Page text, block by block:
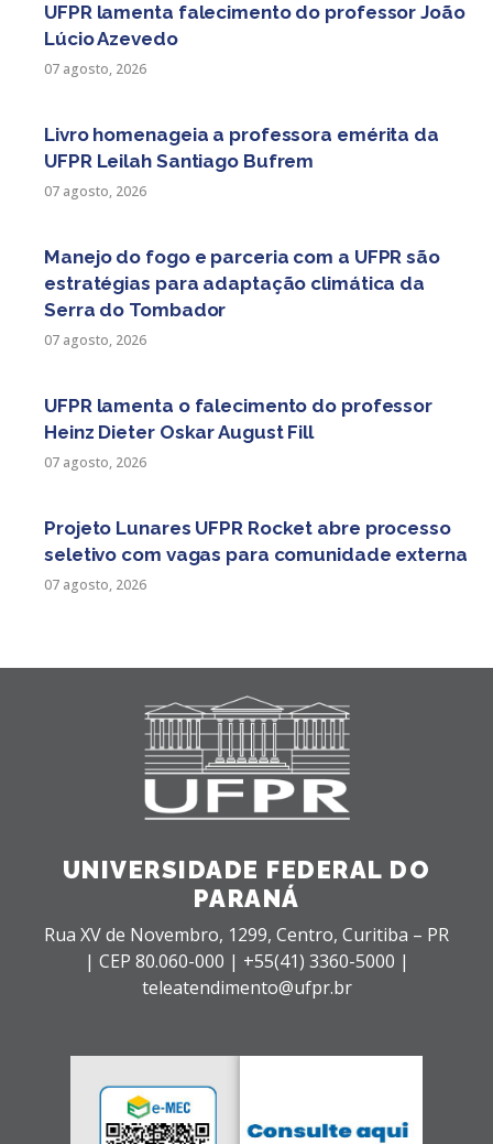
UFPR lamenta falecimento do professor João
Lúcio Azevedo
07 agosto, 2026
Livro homenageia a professora emérita da
UFPR Leilah Santiago Bufrem
07 agosto, 2026
Manejo do fogo e parceria com a UFPR são
estratégias para adaptação climática da
Serra do Tombador
07 agosto, 2026
UFPR lamenta o falecimento do professor
Heinz Dieter Oskar August Fill
07 agosto, 2026
Projeto Lunares UFPR Rocket abre processo
seletivo com vagas para comunidade externa
07 agosto, 2026
UNIVERSIDADE FEDERAL DO
PARANÁ
Rua XV de Novembro, 1299, Centro, Curitiba – PR
| CEP 80.060-000 | +55(41) 3360-5000 |
teleatendimento@ufpr.br